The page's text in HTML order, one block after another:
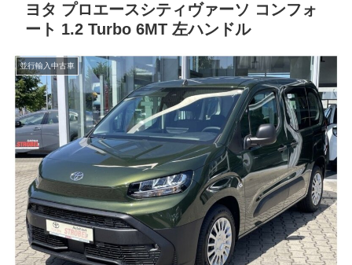
ヨタ プロエースシティヴァーソ コンフォ
ート 1.2 Turbo 6MT 左ハンドル
並行輸入中古車